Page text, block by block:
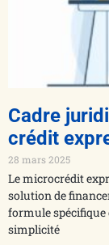
Cadre
crédit
28 mars 2025
Le microcrédit
solution de
formule spécifique
simplicité